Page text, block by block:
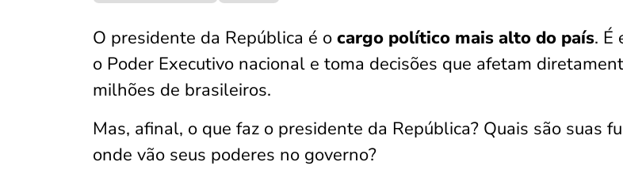
O presidente da República é o cargo político mais alto do país. É
o Poder Executivo nacional e toma decisões que afetam
milhões de brasileiros.
Mas, afinal, o que faz o presidente da República? Quais são suas
onde vão seus poderes no governo?